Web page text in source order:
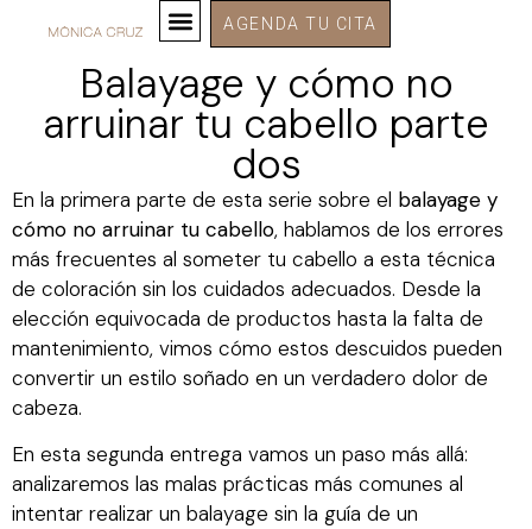
AGENDA TU CITA
Balayage y cómo no
arruinar tu cabello parte
dos
En la primera parte de esta serie sobre el balayage y
cómo no arruinar tu cabello, hablamos de los errores
más frecuentes al someter tu cabello a esta técnica
de coloración sin los cuidados adecuados. Desde la
elección equivocada de productos hasta la falta de
mantenimiento, vimos cómo estos descuidos pueden
convertir un estilo soñado en un verdadero dolor de
cabeza.
En esta segunda entrega vamos un paso más allá:
analizaremos las malas prácticas más comunes al
intentar realizar un balayage sin la guía de un